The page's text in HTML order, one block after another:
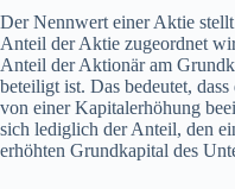
Der Nennwert einer Aktie
Anteil der Aktie zugeordnet
Anteil der Aktionär am
beteiligt ist. Das bedeutet,
von einer Kapitalerhöhung
sich lediglich der Anteil, den
erhöhten Grundkapital des